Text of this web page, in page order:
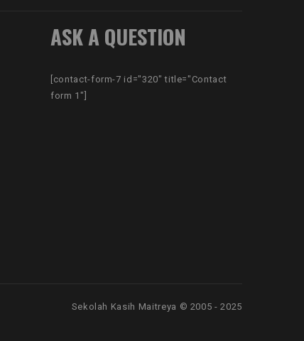
ASK A QUESTION
[contact-form-7 id="320" title="Contact
form 1"]
Sekolah Kasih Maitreya © 2005 - 2025